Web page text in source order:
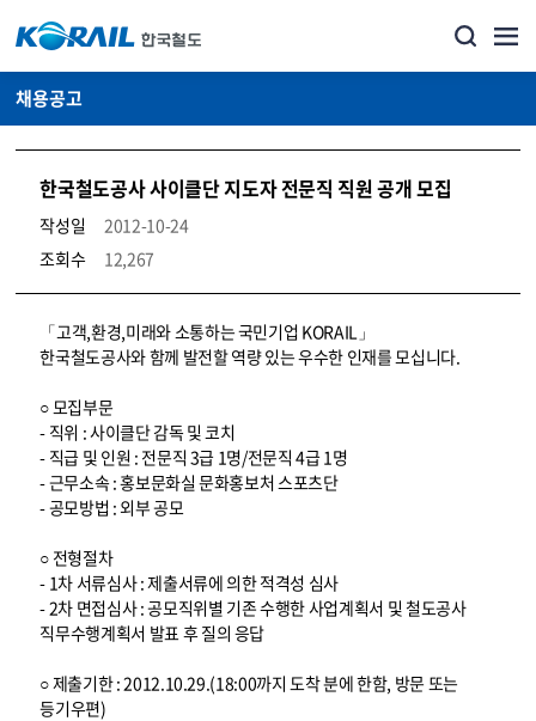
채용공고
한국철도공사 사이클단 지도자 전문직 직원 공개 모집
작성일
2012-10-24
조회수
12,267
코레일소개_경영공시_채용공고 상세보기 – 내용, 파일, 담당자 연락처로 구성
「고객,환경,미래와 소통하는 국민기업 KORAIL」
한국철도공사와 함께 발전할 역량 있는 우수한 인재를 모십니다.
○ 모집부문
- 직위 : 사이클단 감독 및 코치
- 직급 및 인원 : 전문직 3급 1명/전문직 4급 1명
- 근무소속 : 홍보문화실 문화홍보처 스포츠단
- 공모방법 : 외부 공모
○ 전형절차
- 1차 서류심사 : 제출서류에 의한 적격성 심사
- 2차 면접심사 : 공모직위별 기존 수행한 사업계획서 및 철도공사
직무수행계획서 발표 후 질의 응답
○ 제출기한 : 2012.10.29.(18:00까지 도착 분에 한함, 방문 또는
등기우편)